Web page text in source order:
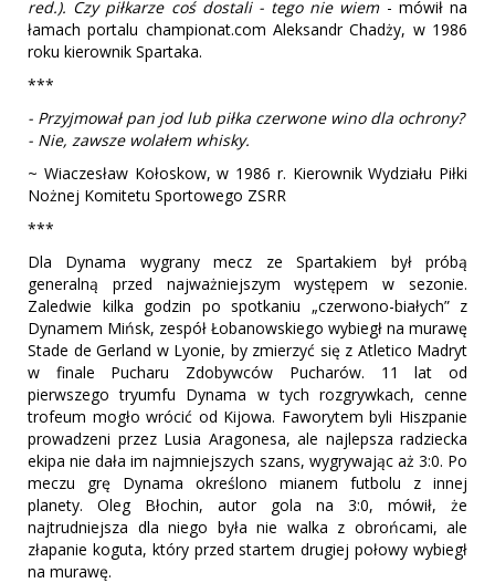
red.). Czy piłkarze coś dostali - tego nie wiem- mówił na
łamach portalu championat.com Aleksandr Chadży, w 1986
roku kierownik Spartaka.
***
- Przyjmował pan jod lub piłka czerwone wino dla ochrony?
- Nie, zawsze wolałem whisky.
~ Wiaczesław Kołoskow, w 1986 r. Kierownik Wydziału Piłki
Nożnej Komitetu Sportowego ZSRR
***
Dla Dynama wygrany mecz ze Spartakiem był próbą
generalną przed najważniejszym występem w sezonie.
Zaledwie kilka godzin po spotkaniu „czerwono-białych” z
Dynamem Mińsk, zespół Łobanowskiego wybiegł na murawę
Stade de Gerland w Lyonie, by zmierzyć się z Atletico Madryt
w finale Pucharu Zdobywców Pucharów. 11 lat od
pierwszego tryumfu Dynama w tych rozgrywkach, cenne
trofeum mogło wrócić od Kijowa. Faworytem byli Hiszpanie
prowadzeni przez Lusia Aragonesa, ale najlepsza radziecka
ekipa nie dała im najmniejszych szans, wygrywając aż 3:0. Po
meczu grę Dynama określono mianem futbolu z innej
planety. Oleg Błochin, autor gola na 3:0, mówił, że
najtrudniejsza dla niego była nie walka z obrońcami, ale
złapanie koguta, który przed startem drugiej połowy wybiegł
na murawę.